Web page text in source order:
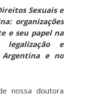
Sexuais e
organizações
e seu papel na
e
e no
nossa doutora